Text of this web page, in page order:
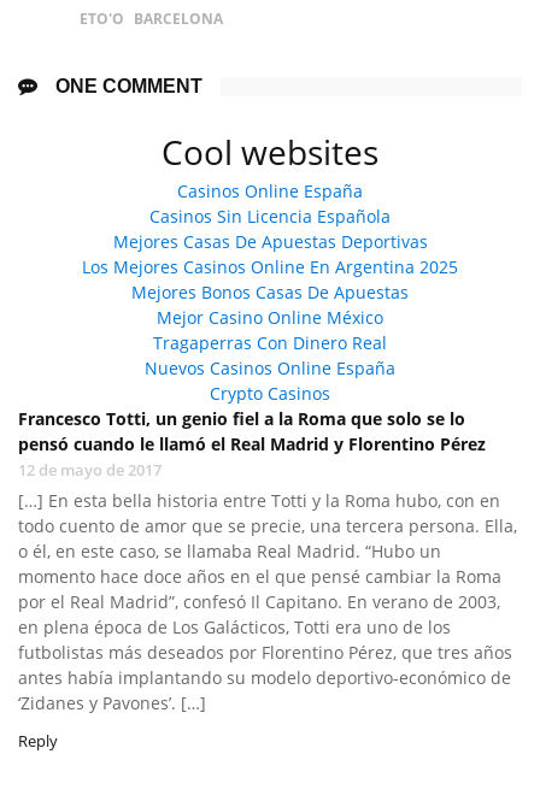
ETO'O BARCELONA
ONE COMMENT
Cool websites
Casinos Online España
Casinos Sin Licencia Española
Mejores Casas De Apuestas Deportivas
Los Mejores Casinos Online En Argentina 2025
Mejores Bonos Casas De Apuestas
Mejor Casino Online México
Tragaperras Con Dinero Real
Nuevos Casinos Online España
Crypto Casinos
Francesco Totti, un genio fiel a la Roma que solo se lo
pensó cuando le llamó el Real Madrid y Florentino Pérez
12 de mayo de 2017
[…] En esta bella historia entre Totti y la Roma hubo, con en
todo cuento de amor que se precie, una tercera persona. Ella,
o él, en este caso, se llamaba Real Madrid. “Hubo un
momento hace doce años en el que pensé cambiar la Roma
por el Real Madrid”, confesó Il Capitano. En verano de 2003,
en plena época de Los Galácticos, Totti era uno de los
futbolistas más deseados por Florentino Pérez, que tres años
antes había implantando su modelo deportivo-económico de
‘Zidanes y Pavones’. […]
Reply